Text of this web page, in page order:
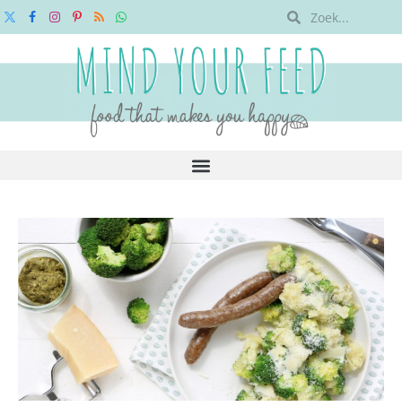
X
FacebookInstagram
Pinterest
RSSWhatsApp